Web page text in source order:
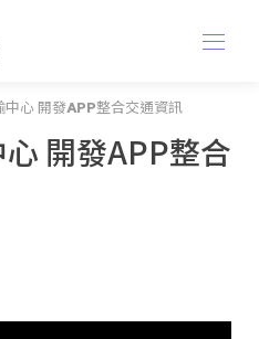
中心 開發APP整合交通資訊
開發APP整合